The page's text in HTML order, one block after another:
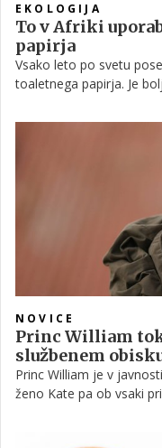
EKOLOGIJA
To v Afriki
papirja
Vsako leto po svetu
toaletnega papirja. Je
NOVICE
Princ William
službenem
Princ William je v
ženo Kate pa ob vsaki